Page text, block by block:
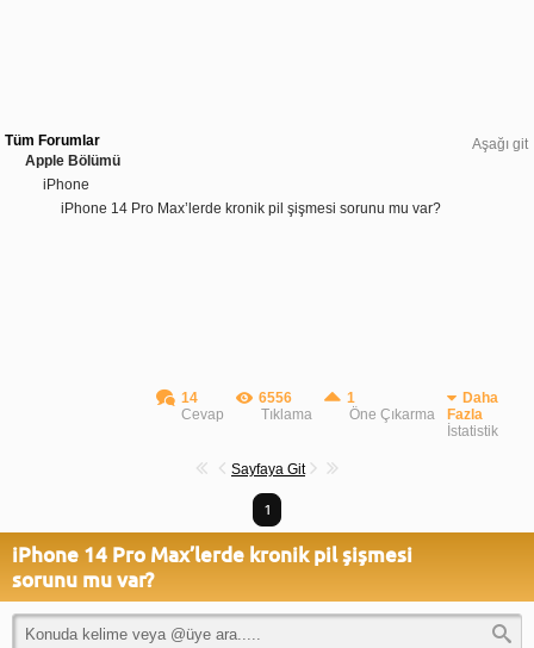
Aşağı git
Tüm Forumlar
Apple Bölümü
iPhone
iPhone 14 Pro Max’lerde kronik pil şişmesi sorunu mu var?
14
Cevap
6556
Tıklama
1
Öne Çıkarma
Daha
Fazla
İstatistik
Sayfaya Git
1
iPhone 14 Pro Max’lerde kronik pil şişmesi
sorunu mu var?